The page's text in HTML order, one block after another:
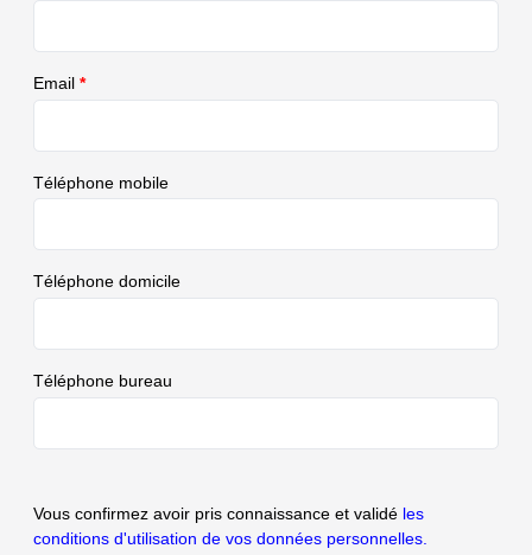
Email *
Téléphone mobile
Téléphone domicile
Téléphone bureau
Vous confirmez avoir pris connaissance et validé les
conditions d'utilisation de vos données personnelles.